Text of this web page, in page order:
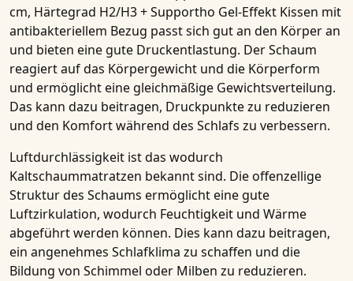
cm, Härtegrad H2/H3 + Supportho Gel-Effekt Kissen mit
antibakteriellem Bezug passt sich gut an den Körper an
und bieten eine gute Druckentlastung. Der Schaum
reagiert auf das Körpergewicht und die Körperform
und ermöglicht eine gleichmäßige Gewichtsverteilung.
Das kann dazu beitragen, Druckpunkte zu reduzieren
und den Komfort während des Schlafs zu verbessern.
Luftdurchlässigkeit ist das wodurch
Kaltschaummatratzen bekannt sind. Die offenzellige
Struktur des Schaums ermöglicht eine gute
Luftzirkulation, wodurch Feuchtigkeit und Wärme
abgeführt werden können. Dies kann dazu beitragen,
ein angenehmes Schlafklima zu schaffen und die
Bildung von Schimmel oder Milben zu reduzieren.